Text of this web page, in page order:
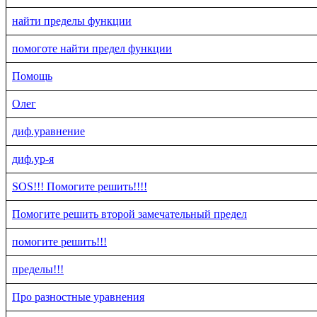
найти пределы функции
помоготе найти предел функции
Помощь
Олег
диф.уравнение
диф.ур-я
SOS!!! Помогите решить!!!!
Помогите решить второй замечательный предел
помогите решить!!!
пределы!!!
Про разностные уравнения